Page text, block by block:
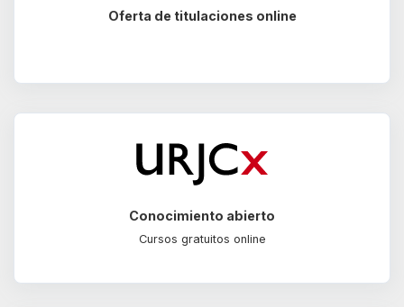
Oferta de titulaciones online
Conocimiento abierto
Cursos gratuitos online